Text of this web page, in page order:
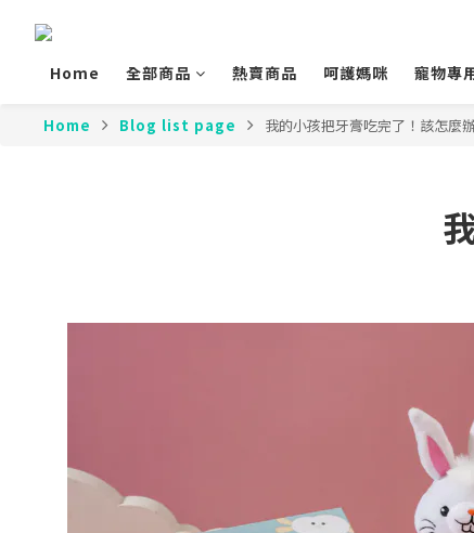
Home
全部商品 熱賣商品 呵護媽咪 寵物專
Home Blog list page 我的小孩把牙膏吃完了！該怎麼